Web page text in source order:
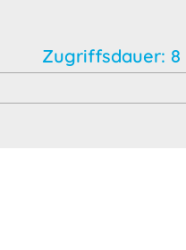
Zugriffsdauer: 8